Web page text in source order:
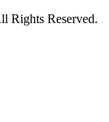
Rights Reserved.